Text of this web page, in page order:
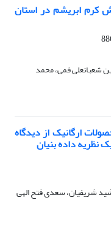
کرم ابریشم در استان
شعبانعلی فمی، محمد
ارگانیک از دیدگاه
داده بنیان
شریفیان، سعدی فتح الهی